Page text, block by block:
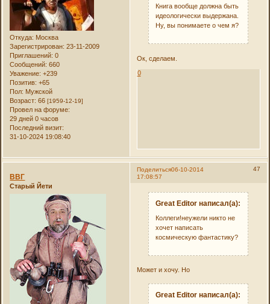
Откуда: Москва
Зарегистрирован: 23-11-2009
Приглашений: 0
Сообщений: 660
Уважение: +239
Позитив: +65
Пол: Мужской
Возраст: 66[1959-12-19]
Провел на форуме:
29 дней 0 часов
Последний визит:
31-10-2024 19:08:40
Книга вообще должна быть
идеологически выдержана.
Ну, вы понимаете о чем я?
Ок, сделаем.
0
Поделиться 47
06-10-2014
17:08:57
ВВГ
Старый Йети
Great Editor написал(а):
Коллеги!неужели никто не
хочет написать
космическую фантастику?
Может и хочу. Но
Great Editor написал(а):